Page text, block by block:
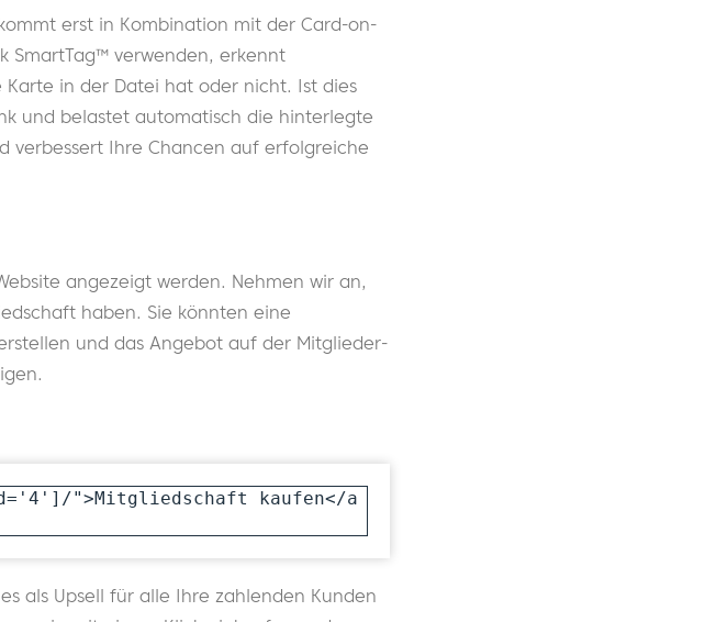
erst in Kombination mit der Card-on-
SmartTag™ verwenden, erkennt
in der Datei hat oder nicht. Ist dies
und belastet automatisch die hinterlegte
verbessert Ihre Chancen auf erfolgreiche
angezeigt werden. Nehmen wir an,
haben. Sie könnten eine
und das Angebot auf der Mitglieder-
">Mitgliedschaft kaufen</a
als Upsell für alle Ihre zahlenden Kunden